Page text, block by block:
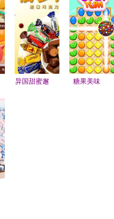
探索甜蜜的
科学与创意
多色糖果的
魔法之旅
异国甜蜜邂
糖果美味